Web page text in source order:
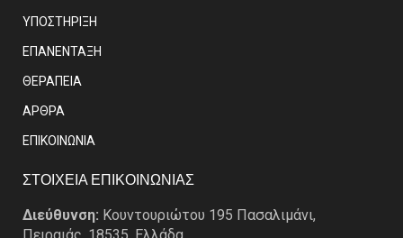
ΥΠΟΣΤΗΡΙΞΗ
ΕΠΑΝΕΝΤΑΞΗ
ΘΕΡΑΠΕΙΑ
ΑΡΘΡΑ
EΠΙΚΟΙΝΩΝΙΑ
ΣΤΟΙΧΕΙΑ ΕΠΙΚΟΙΝΩΝΙΑΣ
Διεύθυνση: Κουντουριώτου 195 Πασαλιμάνι,
Πειραιάς, 18535, Ελλάδα